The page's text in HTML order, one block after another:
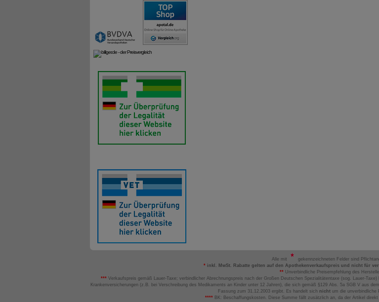
Alle mit
gekennzeichneten Felder sind
* inkl. MwSt. Rabatte gelten auf den Apothekenverkaufspreis und nicht für
**Unverbindliche Preisempfehlung des
*** Verkaufspreis gemäß Lauer-Taxe; verbindlicher Abrechnungspreis nach der Großen Deutschen Spezialitätentaxe (sog. Lauer-
Krankenversicherungen (z.B. bei Verschreibung des Medikaments an Kinder unter 12 Jahren), die sich gemäß §129 Abs. 5a SGB V aus
Fassung zum 31.12.2003 ergibt. Es handelt sich nicht um die unverbindliche
**** BK: Beschaffungskosten. Diese Summe fällt zusätzlich an, da der Artikel